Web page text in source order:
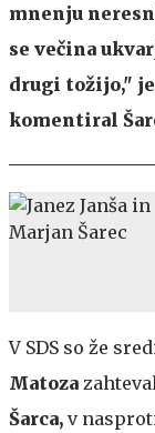
mnenju
se večina
drugi tožijo,"
komentiral
V SDS so že
Matoza
Šarca, v